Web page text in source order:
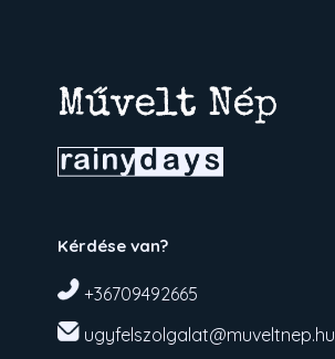
Kérdése van?
+36709492665
ugyfelszolgalat@muveltnep.hu